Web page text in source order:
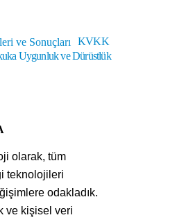
KVKK
Uygunluk ve Dürüstlük
olarak, tüm
teknolojileri
odakladık.
ve kişisel veri